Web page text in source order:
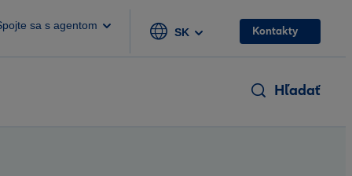
sa s agentom
SK Kontakty
Hľadať